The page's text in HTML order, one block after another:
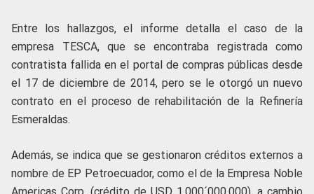
Entre los hallazgos, el informe detalla el caso de la
empresa TESCA, que se encontraba registrada como
contratista fallida en el portal de compras públicas desde
el 17 de diciembre de 2014, pero se le otorgó un nuevo
contrato en el proceso de rehabilitación de la Refinería
Esmeraldas.
Además, se indica que se gestionaron créditos externos a
nombre de EP Petroecuador, como el de la Empresa Noble